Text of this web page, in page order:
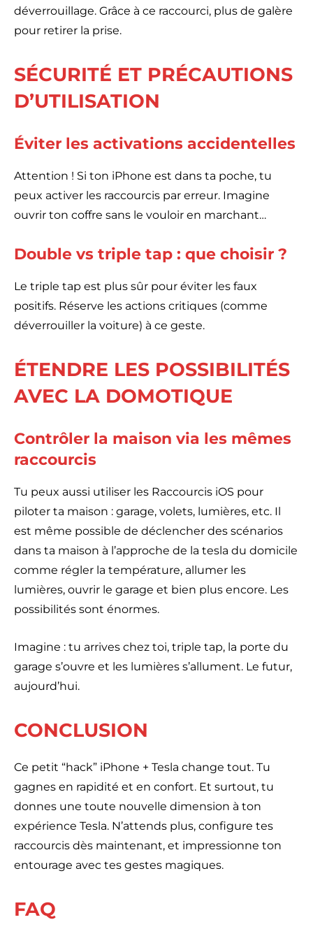
déverrouillage. Grâce à ce raccourci, plus de galère
pour retirer la prise.
SÉCURITÉ ET PRÉCAUTIONS
D’UTILISATION
Éviter les activations accidentelles
Attention ! Si ton iPhone est dans ta poche, tu
peux activer les raccourcis par erreur. Imagine
ouvrir ton coffre sans le vouloir en marchant…
Double vs triple tap : que choisir ?
Le triple tap est plus sûr pour éviter les faux
positifs. Réserve les actions critiques (comme
déverrouiller la voiture) à ce geste.
ÉTENDRE LES POSSIBILITÉS
AVEC LA DOMOTIQUE
Contrôler la maison via les mêmes
raccourcis
Tu peux aussi utiliser les Raccourcis iOS pour
piloter ta maison : garage, volets, lumières, etc. Il
est même possible de déclencher des scénarios
dans ta maison à l’approche de la tesla du domicile
comme régler la température, allumer les
lumières, ouvrir le garage et bien plus encore. Les
possibilités sont énormes.
Imagine : tu arrives chez toi, triple tap, la porte du
garage s’ouvre et les lumières s’allument. Le futur,
aujourd’hui.
CONCLUSION
Ce petit “hack” iPhone + Tesla change tout. Tu
gagnes en rapidité et en confort. Et surtout, tu
donnes une toute nouvelle dimension à ton
expérience Tesla. N’attends plus, configure tes
raccourcis dès maintenant, et impressionne ton
entourage avec tes gestes magiques.
FAQ